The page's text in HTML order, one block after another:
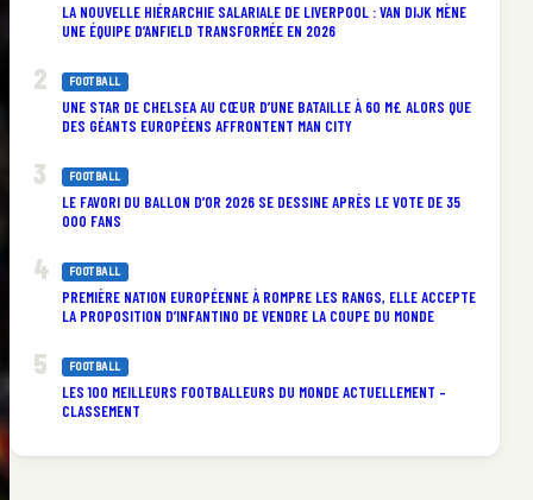
LA NOUVELLE HIÉRARCHIE SALARIALE DE LIVERPOOL : VAN DIJK MÈNE
UNE ÉQUIPE D’ANFIELD TRANSFORMÉE EN 2026
FOOTBALL
UNE STAR DE CHELSEA AU CŒUR D’UNE BATAILLE À 60 M£ ALORS QUE
DES GÉANTS EUROPÉENS AFFRONTENT MAN CITY
FOOTBALL
LE FAVORI DU BALLON D’OR 2026 SE DESSINE APRÈS LE VOTE DE 35
000 FANS
FOOTBALL
PREMIÈRE NATION EUROPÉENNE À ROMPRE LES RANGS, ELLE ACCEPTE
LA PROPOSITION D’INFANTINO DE VENDRE LA COUPE DU MONDE
FOOTBALL
LES 100 MEILLEURS FOOTBALLEURS DU MONDE ACTUELLEMENT –
CLASSEMENT